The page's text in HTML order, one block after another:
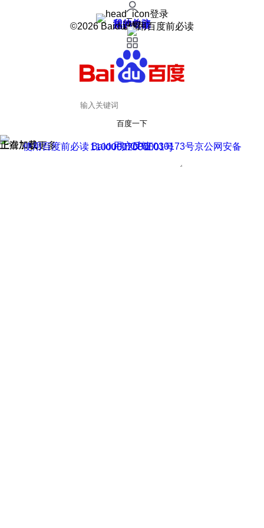
登录
我的关注
我的收藏
皮肤中心
用户反馈
设置
©2026 Baidu 使用百度前必读
百度一下
正在加载
上滑加载更多 用户反馈
使用百度前必读 Baidu 京ICP证030173号
京公网安备11000002000001号